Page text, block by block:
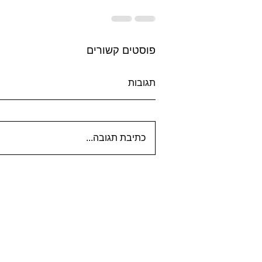
פוסטים קשורים
תגובות
כתיבת תגובה...